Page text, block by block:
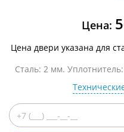
Цена:
Цена двери указана для
Сталь: 2 мм.